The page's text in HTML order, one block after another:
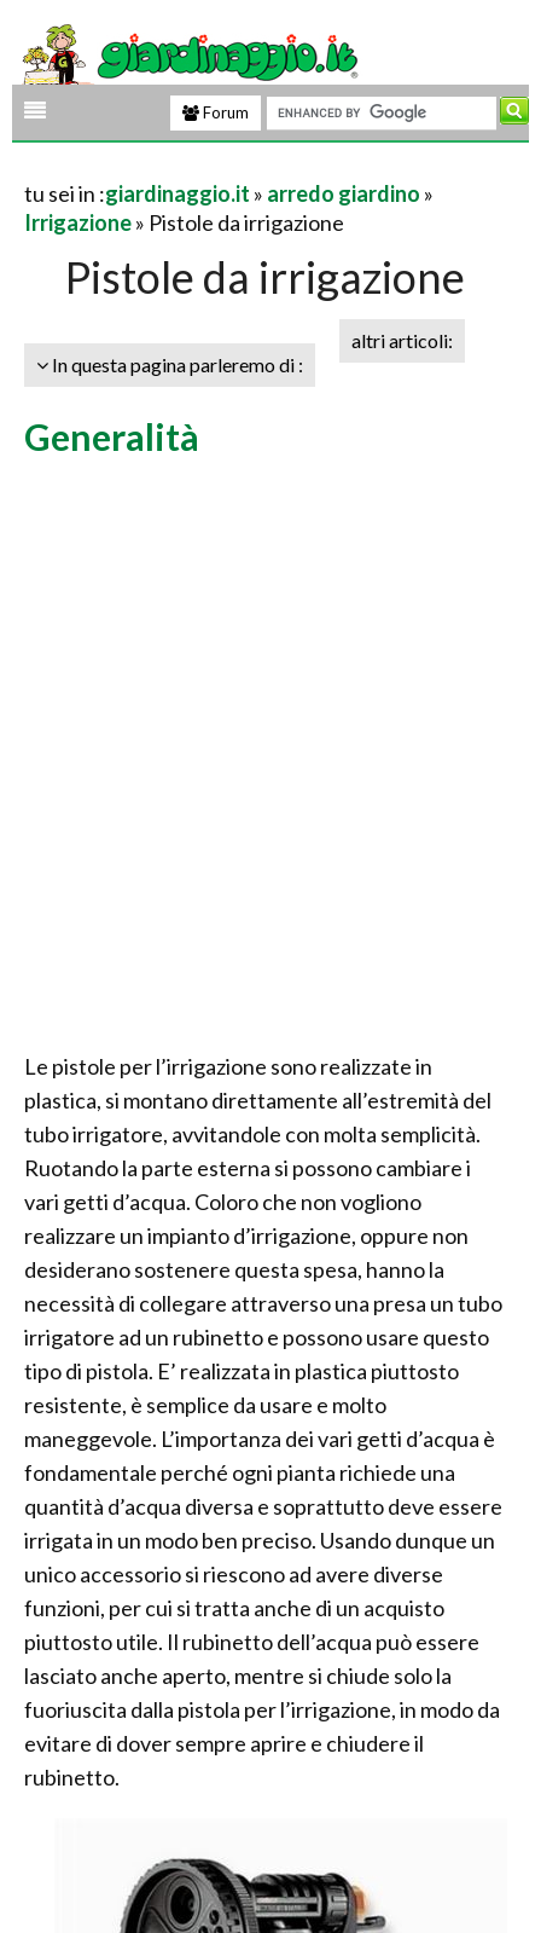
Forum
tu sei in :giardinaggio.it » arredo giardino »
Irrigazione» Pistole da irrigazione
Pistole da irrigazione
In questa pagina parleremo di :
altri articoli:
Generalità
Le pistole per l’irrigazione sono realizzate in
plastica, si montano direttamente all’estremità del
tubo irrigatore, avvitandole con molta semplicità.
Ruotando la parte esterna si possono cambiare i
vari getti d’acqua. Coloro che non vogliono
realizzare un impianto d’irrigazione, oppure non
desiderano sostenere questa spesa, hanno la
necessità di collegare attraverso una presa un tubo
irrigatore ad un rubinetto e possono usare questo
tipo di pistola. E’ realizzata in plastica piuttosto
resistente, è semplice da usare e molto
maneggevole. L’importanza dei vari getti d’acqua è
fondamentale perché ogni pianta richiede una
quantità d’acqua diversa e soprattutto deve essere
irrigata in un modo ben preciso. Usando dunque un
unico accessorio si riescono ad avere diverse
funzioni, per cui si tratta anche di un acquisto
piuttosto utile. Il rubinetto dell’acqua può essere
lasciato anche aperto, mentre si chiude solo la
fuoriuscita dalla pistola per l’irrigazione, in modo da
evitare di dover sempre aprire e chiudere il
rubinetto.